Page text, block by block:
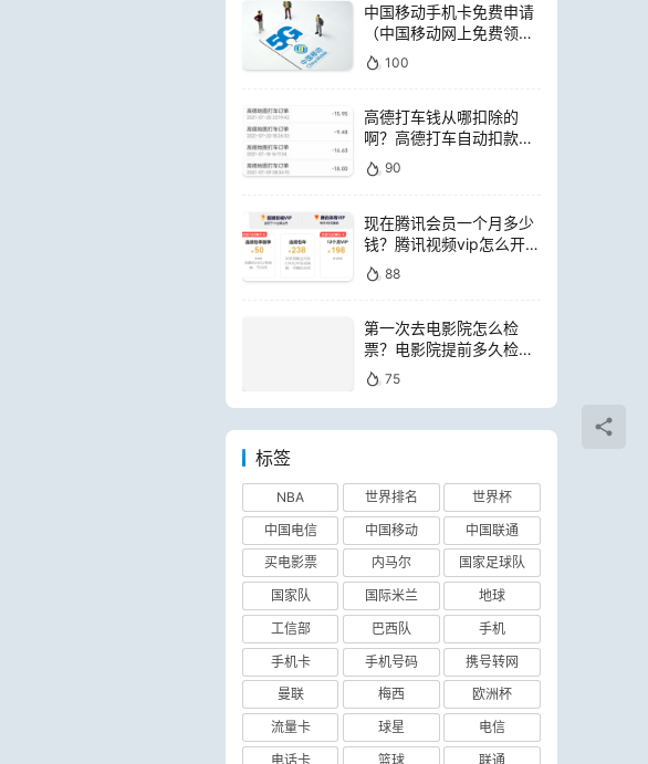
中国移动手机卡免费申请
（中国移动网上免费领电
话卡）
100
高德打车钱从哪扣除的
啊？高德打车自动扣款是
扣哪里的钱
90
现在腾讯会员一个月多少
钱？腾讯视频vip怎么开通
便宜88
第一次去电影院怎么检
票？电影院提前多久检票
进场75
标签
NBA 世界排名
世界杯
中国电信
中国移动
中国联通
买电影票
内马尔
国家足球队
国家队
国际米兰
地球
工信部
巴西队
手机
手机卡
手机号码
携号转网
曼联
梅西
欧洲杯
流量卡
球星
电信
电话卡
篮球 联通